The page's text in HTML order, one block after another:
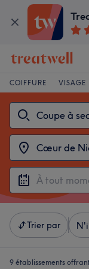
COIFFURE VISAGE
Trier par
9 établissements